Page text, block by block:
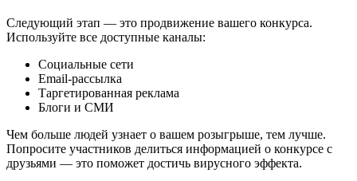
Следующий этап — это продвижение вашего конкурса.
Используйте все доступные каналы:
Социальные сети
Email-рассылка
Таргетированная реклама
Блоги и СМИ
Чем больше людей узнает о вашем розыгрыше, тем лучше.
Попросите участников делиться информацией о конкурсе с
друзьями — это поможет достичь вирусного эффекта.